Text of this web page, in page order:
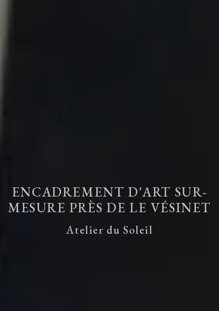
ENCADREMENT D'ART SUR-
MESURE PRÈS DE LE VÉSINET
Atelier du Soleil